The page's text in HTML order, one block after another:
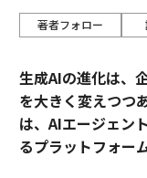
著者フォロー
生成AIの進化は、
を大きく変えつつ
は、AIエージェン
るプラットフォー